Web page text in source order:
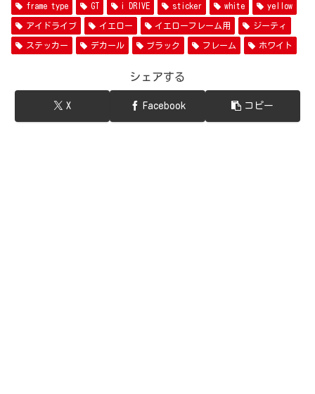
frame type GT i DRIVE sticker white yellow
アイドライブ イエロー イエローフレーム用 ジーティ
ステッカー デカール ブラック フレーム ホワイト
シェアする
X Facebook コピー